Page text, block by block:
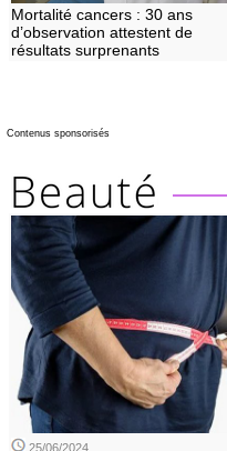
Mortalité cancers : 30 ans
d’observation attestent de
résultats surprenants
Contenus sponsorisés
25/06/2024